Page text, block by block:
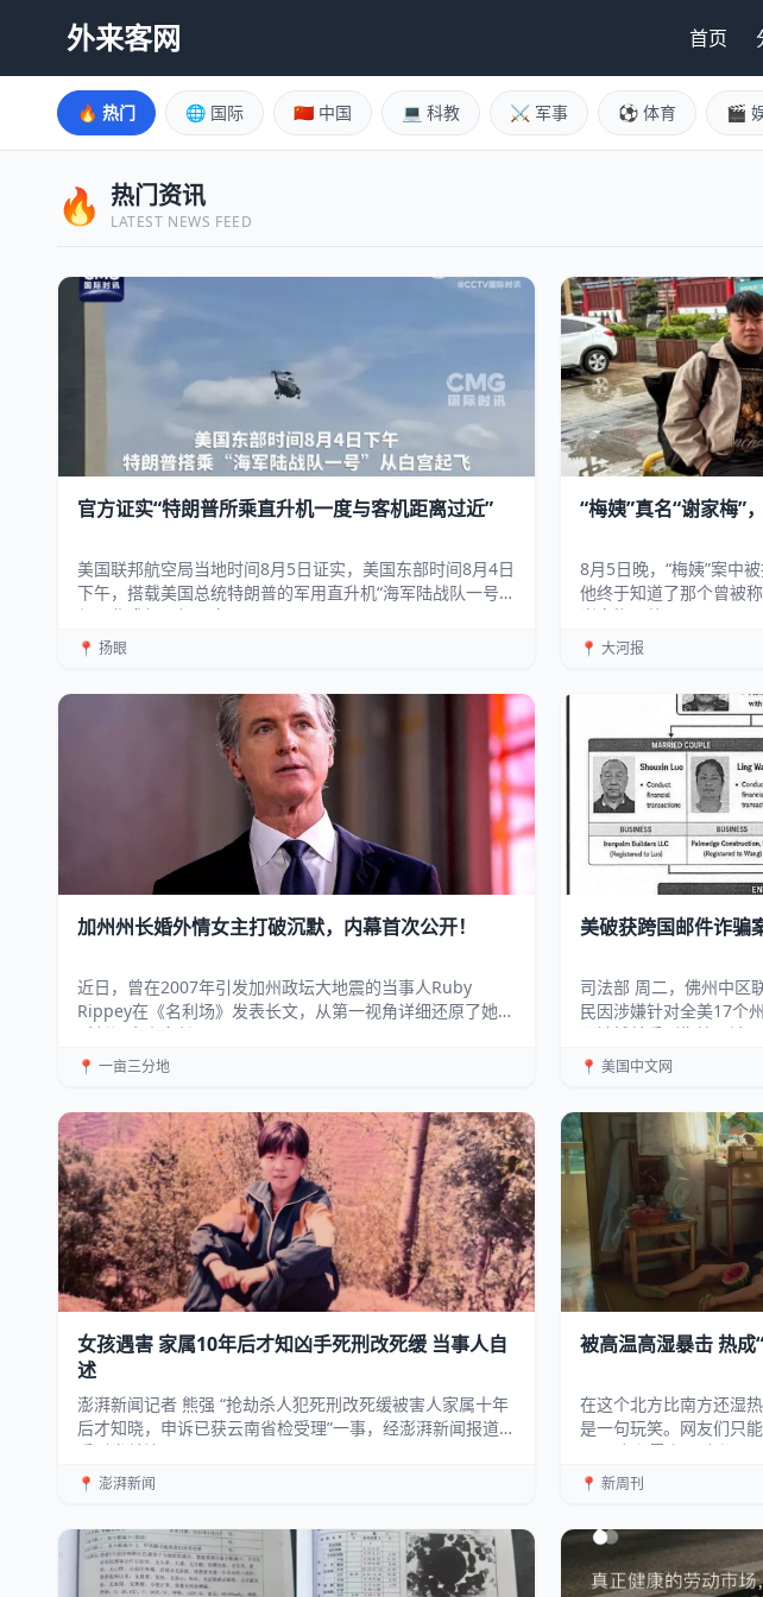
外来客网 首页
🔥 热门 🌐 国际 🇨🇳 中国 💻 科教 ⚔️ 军事 ⚽ 体育 🎬
🔥 热门资讯
LATEST NEWS FEED
官方证实“特朗普所乘直升机一度与客机距离过近”
美国联邦航空局当地时间8月5日证实，美国东部时间8月4日
下午，搭载美国总统特朗普的军用直升机“海军陆战队一号”
与从华盛顿里根国家...
📍 扬眼
“梅姨”真名“谢家梅”
8月5日晚，“梅姨”案中
他终于知道了那个曾被
谢家梅。他于8月4...
📍 大河报
加州州长婚外情女主打破沉默，内幕首次公开！
近日，曾在2007年引发加州政坛大地震的当事人Ruby
Rippey在《名利场》发表长文，从第一视角详细还原了她与
时任旧金山市长、...
📍 一亩三分地
美破获跨国邮件诈骗
司法部 周二，佛州中区
民因涉嫌针对全美17个
而被捕并受到指控，涉...
📍 美国中文网
女孩遇害 家属10年后才知凶手死刑改死缓 当事人自
述
澎湃新闻记者 熊强 “抢劫杀人犯死刑改死缓被害人家属十年
后才知晓，申诉已获云南省检受理”一事，经澎湃新闻报道
后引发关注。 8月5日...
📍 澎湃新闻
被高温
在这个北方比南方还湿
是一句玩笑。网友们只
下35度和零上35度都...
📍 新周刊